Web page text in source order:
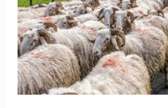
D
934
et
la
route